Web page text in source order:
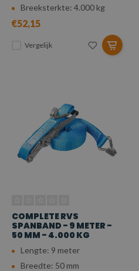
Breeksterkte: 4.000 kg
€52,15
Vergelijk
COMPLETE RVS
SPANBAND - 9 METER -
50 MM - 4.000 KG
Lengte: 9 meter
Breedte: 50 mm